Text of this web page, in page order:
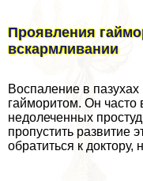
Проявления
вскармливании
Воспаление в
гайморитом. Он часто
недолеченных
пропустить развитие
обратиться к доктору,